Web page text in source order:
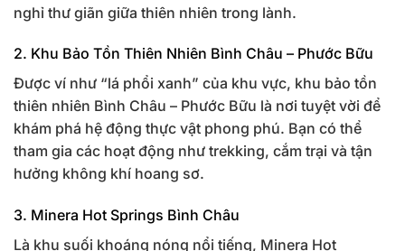
nghỉ thư giãn giữa thiên nhiên trong lành.
2. Khu Bảo Tồn Thiên Nhiên Bình Châu – Phước Bữu
Được ví như “lá phổi xanh” của khu vực, khu bảo tồn
thiên nhiên Bình Châu – Phước Bữu là nơi tuyệt vời để
khám phá hệ động thực vật phong phú. Bạn có thể
tham gia các hoạt động như trekking, cắm trại và tận
hưởng không khí hoang sơ.
3. Minera Hot Springs Bình Châu
Là khu suối khoáng nóng nổi tiếng, Minera Hot